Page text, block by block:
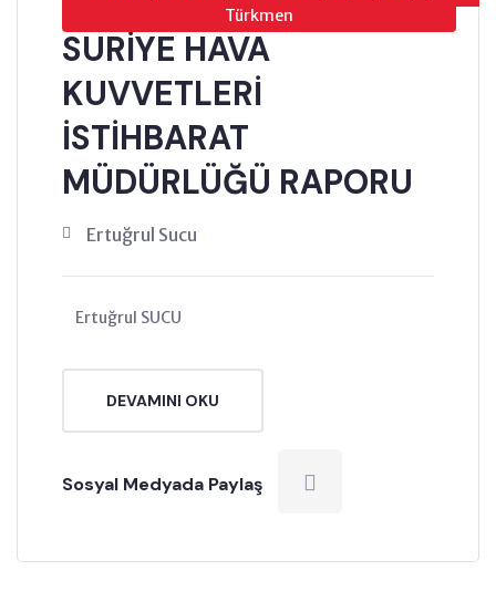
Türkmen
SURİYE HAVA
KUVVETLERİ
İSTİHBARAT
MÜDÜRLÜĞÜ RAPORU
Ertuğrul Sucu
Ertuğrul SUCU
DEVAMINI OKU
Sosyal Medyada Paylaş